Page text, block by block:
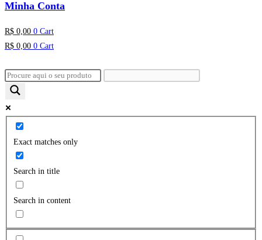
Minha Conta
R$ 0,00 0 Cart
R$ 0,00 0 Cart
Exact matches only
Search in title
Search in content